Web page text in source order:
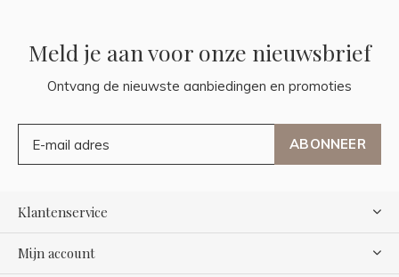
Meld je aan voor onze nieuwsbrief
Ontvang de nieuwste aanbiedingen en promoties
ABONNEER
Klantenservice
Mijn account